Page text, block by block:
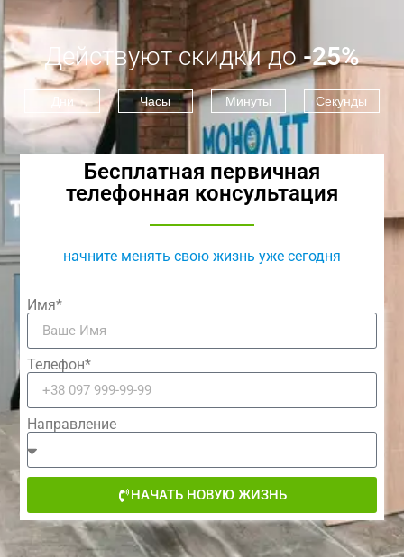
Действуют скидки до -25%
Дни Часы Минуты Секунды
Бесплатная первичная
телефонная консультация
начните менять свою жизнь уже сегодня
Имя*
Телефон*
Направление
НАЧАТЬ НОВУЮ ЖИЗНЬ